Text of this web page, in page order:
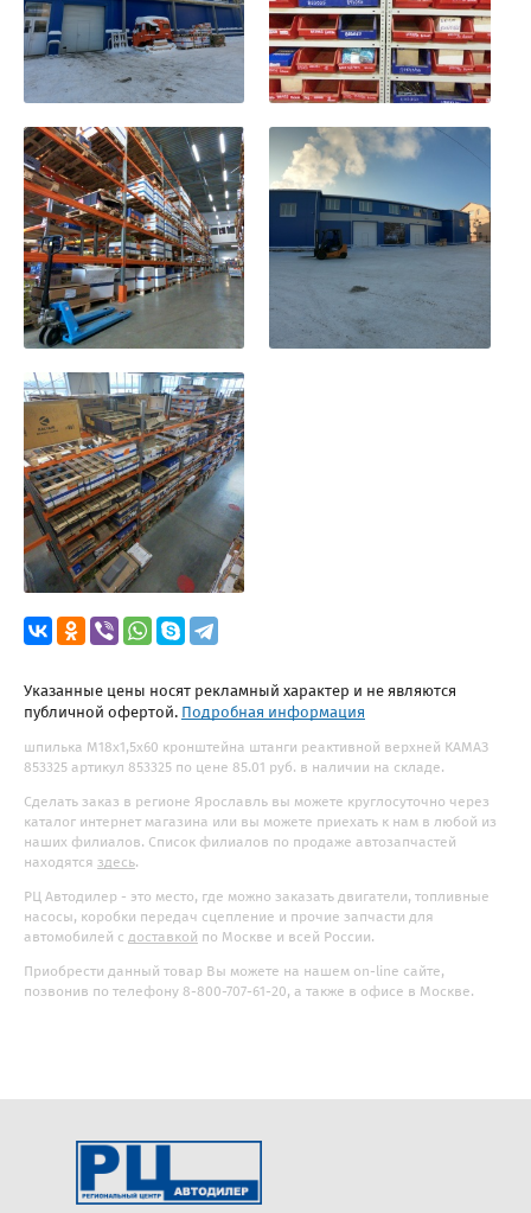
Указанные цены носят рекламный характер и не являются
публичной офертой. Подробная информация
шпилька М18х1,5х60 кронштейна штанги реактивной верхней КАМАЗ
853325 артикул 853325 по цене 85.01 руб. в наличии на складе.
Сделать заказ в регионе Ярославль вы можете круглосуточно через
каталог интернет магазина или вы можете приехать к нам в любой из
наших филиалов. Список филиалов по продаже автозапчастей
находятся здесь.
РЦ Автодилер - это место, где можно заказать двигатели, топливные
насосы, коробки передач сцепление и прочие запчасти для
автомобилей с доставкой по Москве и всей России.
Приобрести данный товар Вы можете на нашем on-line сайте,
позвонив по телефону 8-800-707-61-20, а также в офисе в Москве.